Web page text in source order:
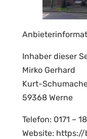
Inhaber dieser
Mirko Gerhard
Kurt-
59368 Werne
Telefon: 0171 –
Website: